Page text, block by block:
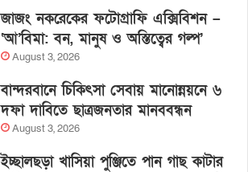
জাজং নকরেকের ফটোগ্রাফি এক্সিবিশন –
‘আ’বিমা: বন, মানুষ ও অস্তিত্বের গল্প’
August 3, 2026
বান্দরবানে চিকিৎসা সেবায় মানোন্নয়নে ৬
দফা দাবিতে ছাত্রজনতার মানববন্ধন
August 3, 2026
ইচ্ছালছড়া খাসিয়া পুঞ্জিতে পান গাছ কাটার